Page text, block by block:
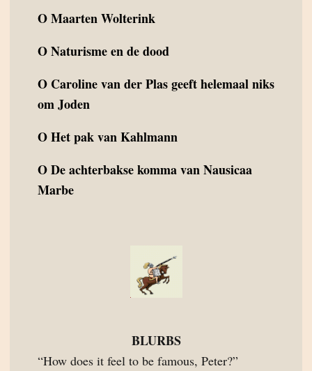
OMaarten Wolterink
ONaturisme en de dood
O Caroline van der Plas geeft helemaal niks
om Joden
OHet pak van Kahlmann
ODe achterbakse komma van Nausicaa
Marbe
BLURBS
“How does it feel to be famous, Peter?”